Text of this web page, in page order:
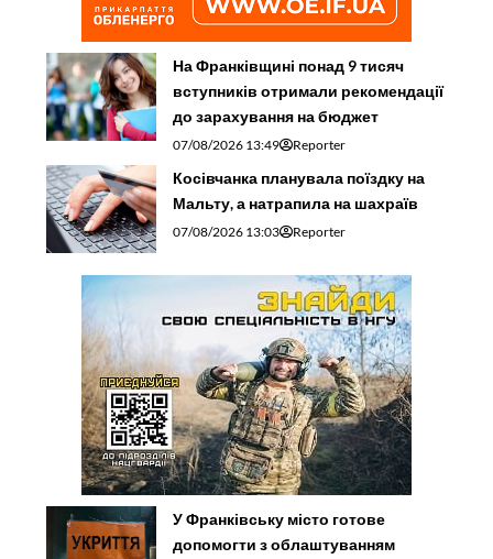
На Франківщині понад 9 тисяч
вступників отримали рекомендації
до зарахування на бюджет
07/08/2026 13:49 Reporter
Косівчанка планувала поїздку на
Мальту, а натрапила на шахраїв
07/08/2026 13:03 Reporter
У Франківську місто готове
допомогти з облаштуванням